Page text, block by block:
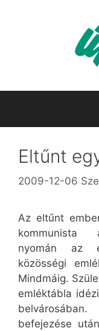
Eltűnt
2009-12-06
Az eltűnt
kommunista
nyomán az
közösségi
Mindmáig.
emléktábla
befejezése